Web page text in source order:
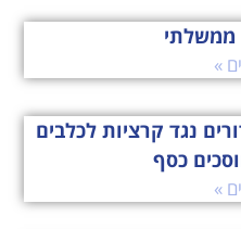
ממשלתי
»
נגד קרציות לכלבים
כסף
»